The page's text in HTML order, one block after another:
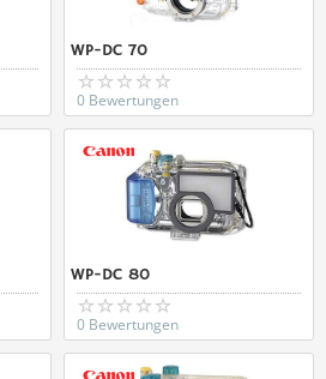
WP-DC 70
0 Bewertungen
WP-DC 80
0 Bewertungen